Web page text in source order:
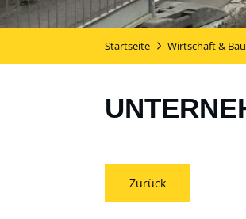
Startseite Wirtschaft &
Zurück